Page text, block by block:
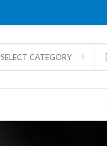
SELECT CATEGORY